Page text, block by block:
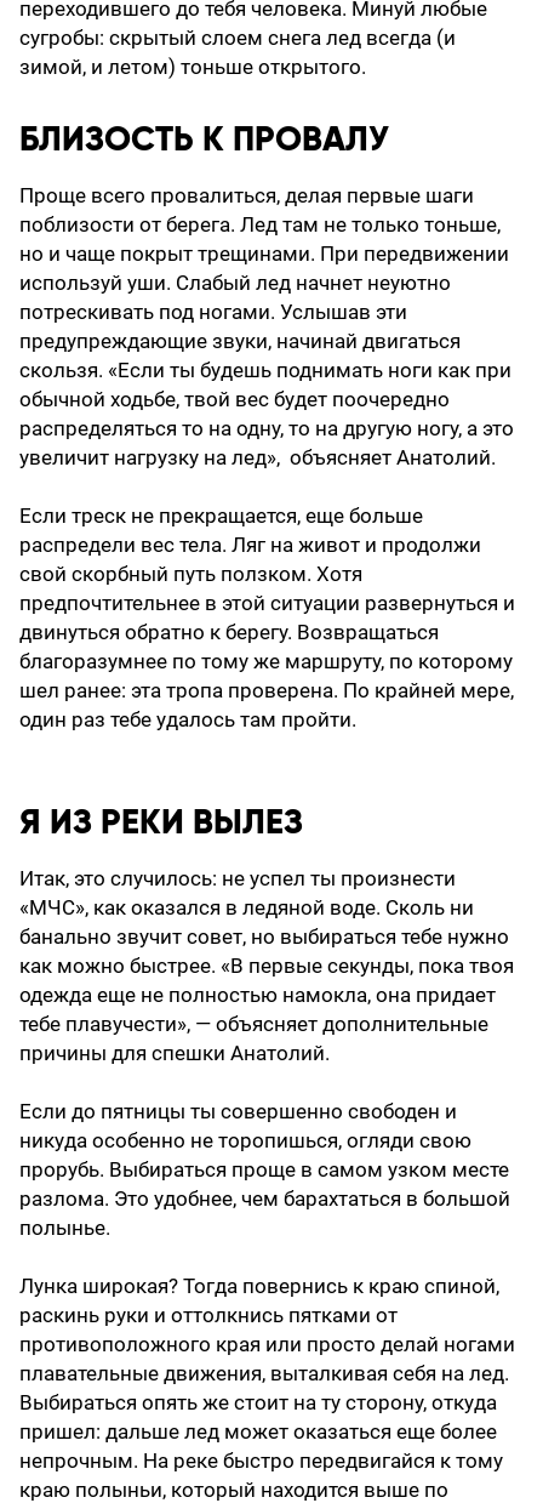
переходившего до тебя человека. Минуй любые
сугробы: скрытый слоем снега лед всегда (и
зимой, и летом) тоньше открытого.
БЛИЗОСТЬ К ПРОВАЛУ
Проще всего провалиться, делая первые шаги
поблизости от берега. Лед там не только тоньше,
но и чаще покрыт трещинами. При передвижении
используй уши. Слабый лед начнет неуютно
потрескивать под ногами. Услышав эти
предупреждающие звуки, начинай двигаться
скользя. «Если ты будешь поднимать ноги как при
обычной ходьбе, твой вес будет поочередно
распределяться то на одну, то на другую ногу, а это
увеличит нагрузку на лед», объясняет Анатолий.
Если треск не прекращается, еще больше
распредели вес тела. Ляг на живот и продолжи
свой скорбный путь ползком. Хотя
предпочтительнее в этой ситуации развернуться и
двинуться обратно к берегу. Возвращаться
благоразумнее по тому же маршруту, по которому
шел ранее: эта тропа проверена. По крайней мере,
один раз тебе удалось там пройти.
Я ИЗ РЕКИ ВЫЛЕЗ
Итак, это случилось: не успел ты произнести
«МЧС», как оказался в ледяной воде. Сколь ни
банально звучит совет, но выбираться тебе нужно
как можно быстрее. «В первые секунды, пока твоя
одежда еще не полностью намокла, она придает
тебе плавучести», — объясняет дополнительные
причины для спешки Анатолий.
Если до пятницы ты совершенно свободен и
никуда особенно не торопишься, огляди свою
прорубь. Выбираться проще в самом узком месте
разлома. Это удобнее, чем барахтаться в большой
полынье.
Лунка широкая? Тогда повернись к краю спиной,
раскинь руки и оттолкнись пятками от
противоположного края или просто делай ногами
плавательные движения, выталкивая себя на лед.
Выбираться опять же стоит на ту сторону, откуда
пришел: дальше лед может оказаться еще более
непрочным. На реке быстро передвигайся к тому
краю полыньи, который находится выше по